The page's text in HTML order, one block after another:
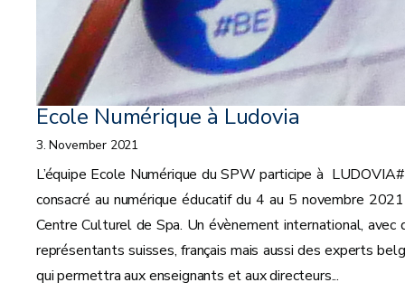
Ecole Numérique à Ludovia
3. November 2021
L’équipe Ecole Numérique du SPW participe à
consacré au numérique éducatif du 4 au 5 novembre
Centre Culturel de Spa. Un évènement international, avec
représentants suisses, français mais aussi des experts
qui permettra aux enseignants et aux directeurs...